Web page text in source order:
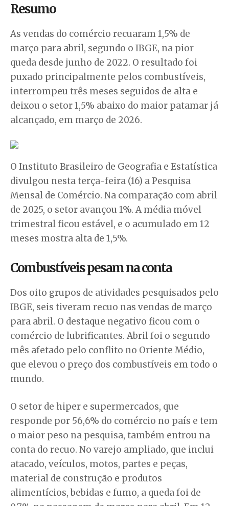
Resumo
As vendas do comércio recuaram 1,5% de
março para abril, segundo o IBGE, na pior
queda desde junho de 2022. O resultado foi
puxado principalmente pelos combustíveis,
interrompeu três meses seguidos de alta e
deixou o setor 1,5% abaixo do maior patamar já
alcançado, em março de 2026.
O Instituto Brasileiro de Geografia e Estatística
divulgou nesta terça-feira (16) a Pesquisa
Mensal de Comércio. Na comparação com abril
de 2025, o setor avançou 1%. A média móvel
trimestral ficou estável, e o acumulado em 12
meses mostra alta de 1,5%.
Combustíveis pesam na conta
Dos oito grupos de atividades pesquisados pelo
IBGE, seis tiveram recuo nas vendas de março
para abril. O destaque negativo ficou com o
comércio de lubrificantes. Abril foi o segundo
mês afetado pelo conflito no Oriente Médio,
que elevou o preço dos combustíveis em todo o
mundo.
O setor de hiper e supermercados, que
responde por 56,6% do comércio no país e tem
o maior peso na pesquisa, também entrou na
conta do recuo. No varejo ampliado, que inclui
atacado, veículos, motos, partes e peças,
material de construção e produtos
alimentícios, bebidas e fumo, a queda foi de